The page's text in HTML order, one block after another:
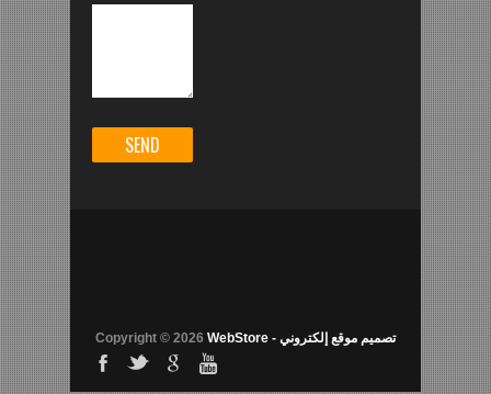
Copyright © 2026 WebStore - تصميم موقع إلكتروني